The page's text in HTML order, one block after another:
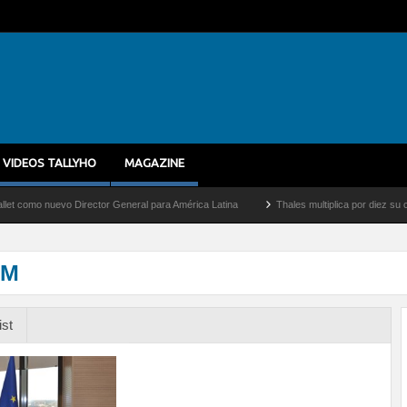
VIDEOS TALLYHO MAGAZINE
Director General para América Latina Thales multiplica por diez su